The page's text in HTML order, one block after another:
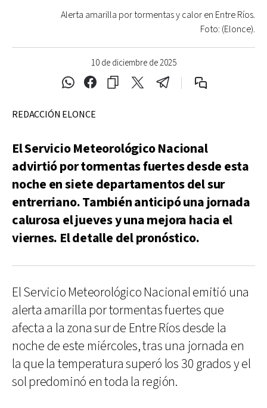
10 de diciembre de 2025
Alerta amarilla por tormentas y calor en Entre Ríos.
Foto: (Elonce).
REDACCIÓN ELONCE
El Servicio Meteorológico Nacional
advirtió por tormentas fuertes desde esta
noche en siete departamentos del sur
entrerriano. También anticipó una jornada
calurosa el jueves y una mejora hacia el
viernes. El detalle del pronóstico.
El Servicio Meteorológico Nacional emitió una
alerta amarilla por tormentas fuertes que
afecta a la zona sur de Entre Ríos desde la
noche de este miércoles, tras una jornada en
la que la temperatura superó los 30 grados y el
sol predominó en toda la región.